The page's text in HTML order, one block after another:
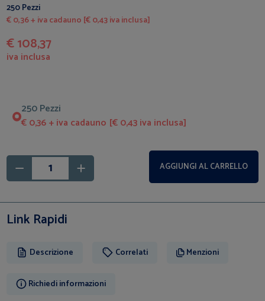
250 Pezzi
€ 0,36 + iva cadauno [€ 0,43 iva inclusa]
€ 108,37
iva inclusa
250 Pezzi
€ 0,36 + iva cadauno [€ 0,43 iva inclusa]
AGGIUNGI AL CARRELLO
Link Rapidi
Descrizione Correlati Menzioni
Richiedi informazioni